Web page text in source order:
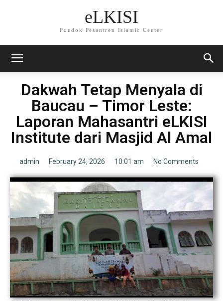
eLKISI
Pondok Pesantren Islamic Center
Dakwah Tetap Menyala di
Baucau – Timor Leste:
Laporan Mahasantri eLKISI
Institute dari Masjid Al Amal
admin February 24, 2026 10:01 am No Comments